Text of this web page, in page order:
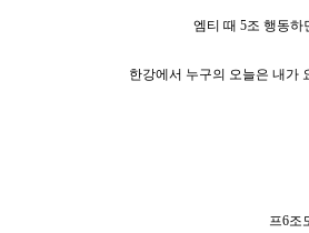
엠티 때 5조 행동하
한강에서 누구의 오늘은 내가
프6조